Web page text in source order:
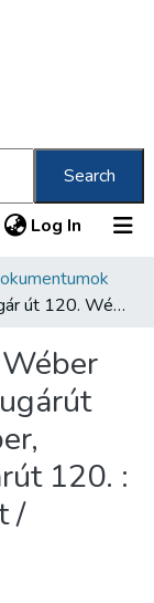
Search
Log In (current)
Nyaraló, Sugár út 120. Wéber Antal, épitész = Villa Sugárút 120. : Mr. Antoine Weber, architecte = Villa, Sugárút 120. : Anton Weber, Architect /
120. :
/